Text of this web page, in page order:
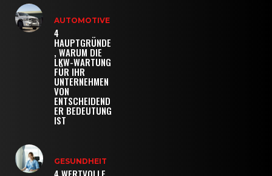
AUTOMOTIVE
4
HAUPTGRÜNDE
, WARUM DIE
LKW-WARTUNG
FÜR IHR
UNTERNEHMEN
VON
ENTSCHEIDEND
ER BEDEUTUNG
IST
GESUNDHEIT